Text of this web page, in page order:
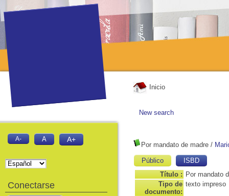
Inicio
New search
Por mandato de madre /
Público
ISBD
Título : Por mandato
Tipo de
documento:
texto impreso
A- A A+
Conectarse